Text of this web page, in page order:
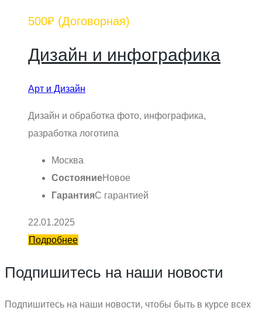
500₽ (Договорная)
Дизайн и инфографика
Арт и Дизайн
Дизайн и обработка фото, инфографика,
разработка логотипа
Москва
СостояниеНовое
ГарантияС гарантией
22.01.2025
Подробнее
Подпишитесь на наши новости
Подпишитесь на наши новости, чтобы быть в курсе всех